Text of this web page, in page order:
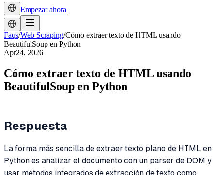
Empezar ahora
Faqs/Web Scraping/Cómo extraer texto de HTML usando
BeautifulSoup en Python
Apr24, 2026
Cómo extraer texto de HTML usando
BeautifulSoup en Python
Respuesta
La forma más sencilla de extraer texto plano de HTML en
Python es analizar el documento con un parser de DOM y
usar métodos integrados de extracción de texto como